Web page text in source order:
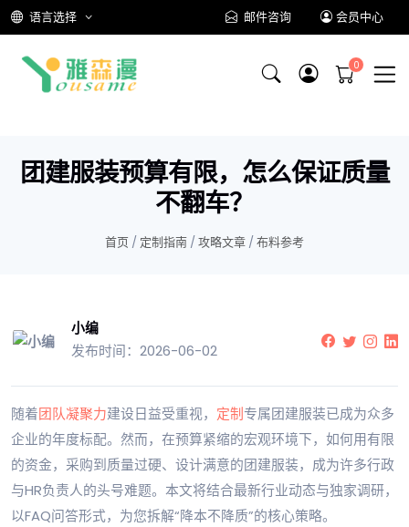
语言选择 邮件咨询 会员中心
团建服装预算有限，怎么保证质量
不翻车？
首页 / 定制指南 / 攻略文章 / 布料参考
小编
发布时间：2026-06-02
随着团队凝聚力建设日益受重视， 定制专属团建服装已成为众多
企业的年度标配。然而，在预算紧缩的宏观环境下，如何用有限
的资金，采购到质量过硬、设计满意的团建服装，成为许多行政
与HR负责人的头号难题。本文将结合最新行业动态与独家调研，
以FAQ问答形式，为您拆解“降本不降质”的核心策略。